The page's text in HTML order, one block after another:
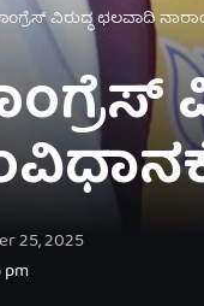
ವಿರುದ್ಧ ಛಲವಾದಿ
pm
25, 2025